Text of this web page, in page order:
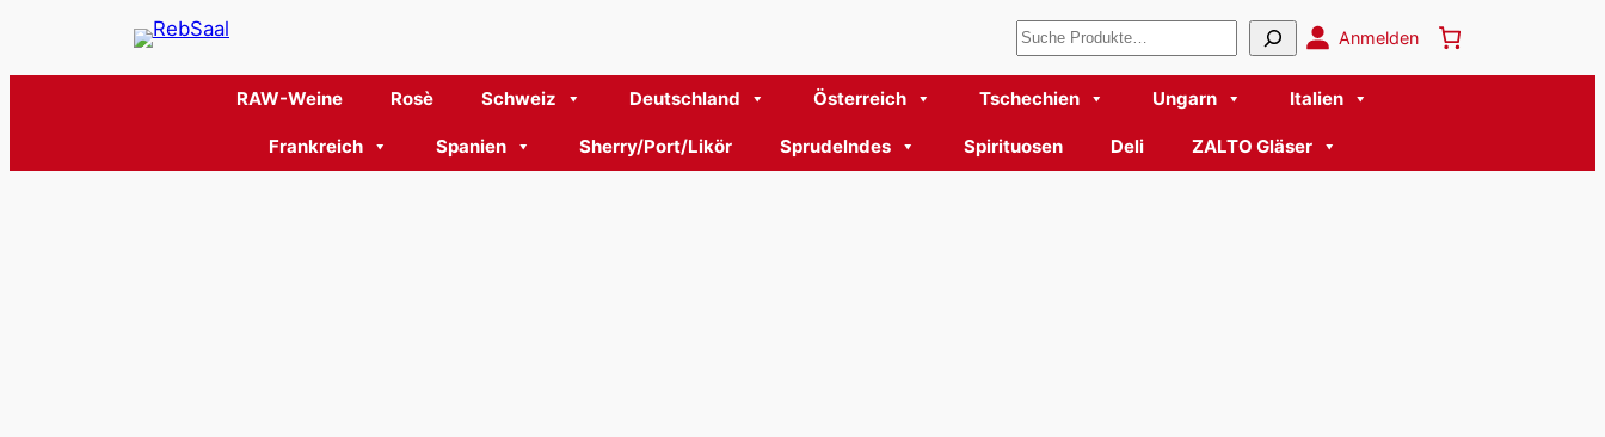
Suchen Anmelden
RAW-Weine Rosè Schweiz Deutschland Österreich Tschechien Ungarn Italien
Frankreich Spanien Sherry/Port/Likör Sprudelndes Spirituosen Deli ZALTO Gläser